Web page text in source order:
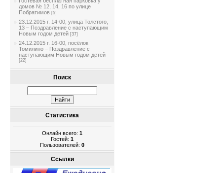
домов № 12, 14, 16 по улице
Побратимов [5]
23.12.2015 г. 14-00, улица Толстого,
13 – Поздравление с наступающим
Новым годом детей [37]
24.12.2015 г. 16-00, посёлок
Томилино – Поздравление с
наступающим Новым годом детей
[22]
Поиск
Статистика
Онлайн всего: 1
Гостей: 1
Пользователей: 0
Ссылки